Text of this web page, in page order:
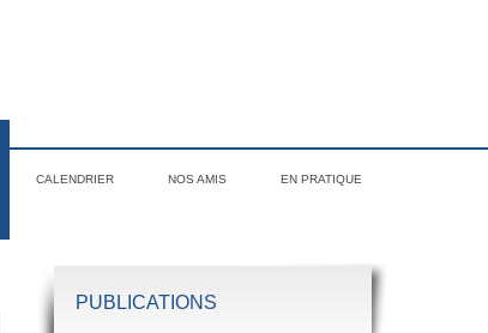
CALENDRIER NOS AMIS EN PRATIQUE
PUBLICATIONS